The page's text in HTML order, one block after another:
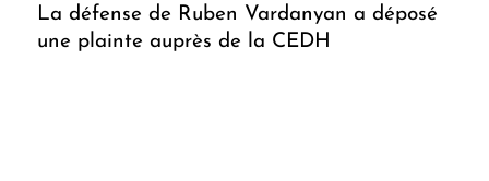
La défense de Ruben Vardanyan a déposé
une plainte auprès de la CEDH